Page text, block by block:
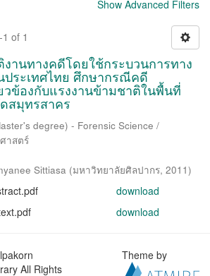
Show Advanced Filters
of 1
านทางคดีโดยใช้กระบวนการทาง
ระเทศไทย ศึกษากรณีคดี
ข้องกับแรงงานข้ามชาติในพื้นที่
สมุทรสาคร
degree) - Forensic Science /
าสตร์
Sittiasa (มหาวิทยาลัยศิลปากร, 2011)
download
download
All Rights
Theme by